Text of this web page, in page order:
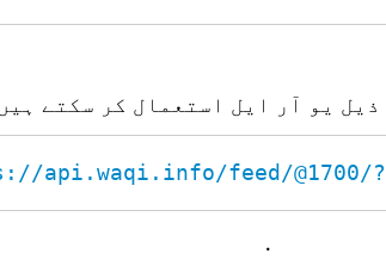
یو آر ایل استعمال کر سکتے
api.waqi.info/feed/@1700/
.